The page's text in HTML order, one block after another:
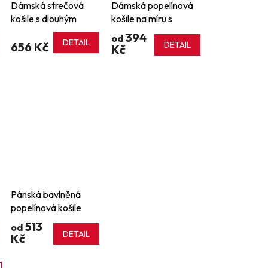
Dámská strečová
košile s dlouhým
rukávem Blake
656 Kč DETAIL
Dámská popelínová
košile na míru s
krátkým rukávem
od 394
Kč
DETAIL
Pánská bavlněná
popelínová košile
Stretch Fit s krátkým
rukávem
od513
Kč
DETAIL